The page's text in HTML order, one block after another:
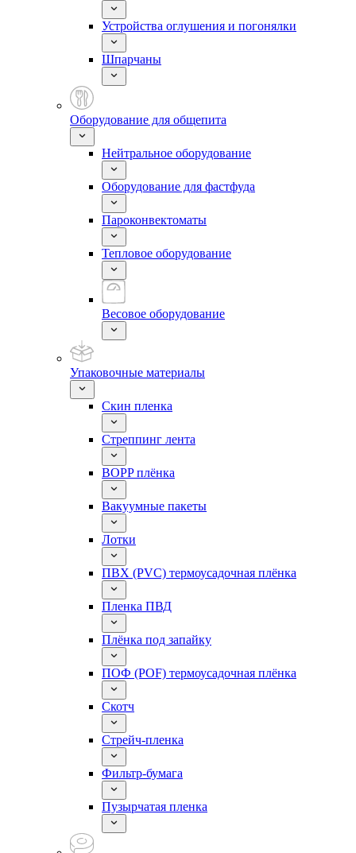
Устройства оглушения и погонялки
Шпарчаны
Оборудование для общепита
Нейтральное оборудование
Оборудование для фастфуда
Пароконвектоматы
Тепловое оборудование
Весовое оборудование
Упаковочные материалы
Скин пленка
Стреппинг лента
BOPP плёнка
Вакуумные пакеты
Лотки
ПВХ (PVC) термоусадочная плёнка
Пленка ПВД
Плёнка под запайку
ПОФ (POF) термоусадочная плёнка
Скотч
Стрейч-пленка
Фильтр-бумага
Пузырчатая пленка